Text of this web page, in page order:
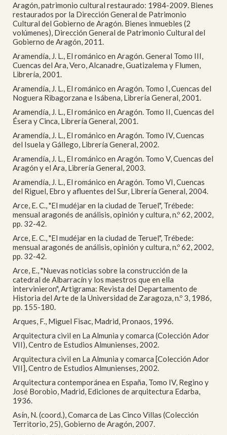
Aragón, patrimonio cultural restaurado: 1984-2009. Bienes
restaurados por la Dirección General de Patrimonio
Cultural del Gobierno de Aragón. Bienes inmuebles (2
volúmenes), Dirección General de Patrimonio Cultural del
Gobierno de Aragón, 2011.
Aramendía, J. L., El románico en Aragón. General Tomo III,
Cuencas del Ara, Vero, Alcanadre, Guatizalema y Flumen,
Librería, 2001.
Aramendía, J. L., El románico en Aragón. Tomo I, Cuencas del
Noguera Ribagorzana e Isábena, Librería General, 2001.
Aramendía, J. L., El románico en Aragón. Tomo II, Cuencas del
Ésera y Cinca, Librería General, 2001.
Aramendía, J. L., El románico en Aragón. Tomo IV, Cuencas
del Isuela y Gállego, Librería General, 2002.
Aramendía, J. L., El románico en Aragón. Tomo V, Cuencas del
Aragón y el Ara, Librería General, 2003.
Aramendía, J. L., El románico en Aragón. Tomo VI, Cuencas
del Riguel, Ebro y afluentes del Sur, Librería General, 2004.
Arce, E. C., "El mudéjar en la ciudad de Teruel", Trébede:
mensual aragonés de análisis, opinión y cultura, n.º 62, 2002,
pp. 32-42.
Arce, E. C., "El mudéjar en la ciudad de Teruel", Trébede:
mensual aragonés de análisis, opinión y cultura, n.º 62, 2002,
pp. 32-42.
Arce, E., "Nuevas noticias sobre la construcción de la
catedral de Albarracín y los maestros que en ella
intervinieron", Artigrama: Revista del Departamento de
Historia del Arte de la Universidad de Zaragoza, n.º 3, 1986,
pp. 155-180.
Arques, F., Miguel Fisac, Madrid, Pronaos, 1996.
Arquitectura civil en La Almunia y comarca (Colección Ador
VII), Centro de Estudios Almunienses, 2002.
Arquitectura civil en La Almunia y comarca [Colección Ador
VII], Centro de Estudios Almunienses, 2002.
Arquitectura contemporánea en España, Tomo IV, Regino y
José Borobio, Madrid, Ediciones de arquitectura Edarba,
1936.
Asín, N. (coord.), Comarca de Las Cinco Villas (Colección
Territorio, 25), Gobierno de Aragón, 2007.